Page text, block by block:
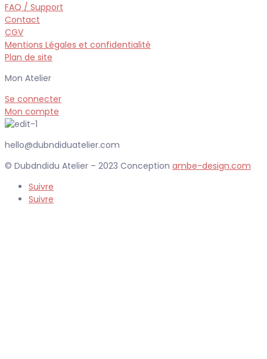
FAQ / Support
Contact
CGV
Mentions Légales et confidentialité
Plan de site
Mon Atelier
Se connecter
Mon compte
hello@dubndiduatelier.com
© Dubdndidu Atelier – 2023 Conception ambe-design.com
Suivre
Suivre